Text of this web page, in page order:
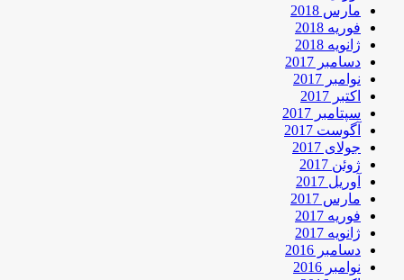
مارس 2018
فوریه 2018
ژانویه 2018
دسامبر 2017
نوامبر 2017
اکتبر 2017
سپتامبر 2017
آگوست 2017
جولای 2017
ژوئن 2017
آوریل 2017
مارس 2017
فوریه 2017
ژانویه 2017
دسامبر 2016
نوامبر 2016